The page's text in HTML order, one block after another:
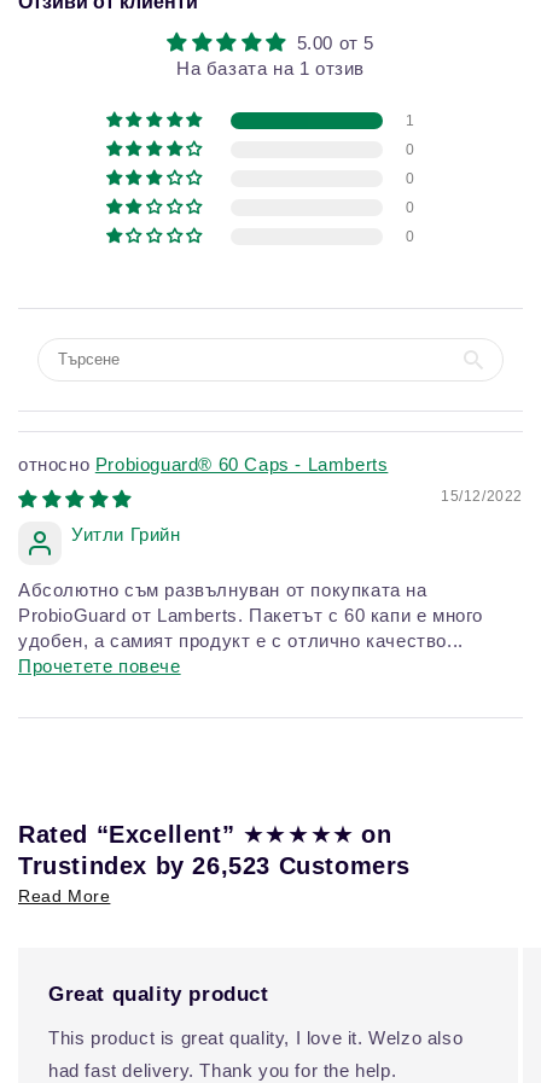
5.00 от 5
На базата на 1 отзив
1
0
0
0
0
Probioguard® 60 Caps - Lamberts
15/12/2022
Уитли Грийн
Абсолютно съм развълнуван от покупката на
ProbioGuard от Lamberts. Пакетът с 60 капи е много
удобен, а самият продукт е с отлично качество...
Прочетете повече
Rated “Excellent” ★★★★★on
Trustindex by 26,523 Customers
Read More
Great quality product
This product is great quality, I love it. Welzo also
had fast delivery. Thank you for the help.